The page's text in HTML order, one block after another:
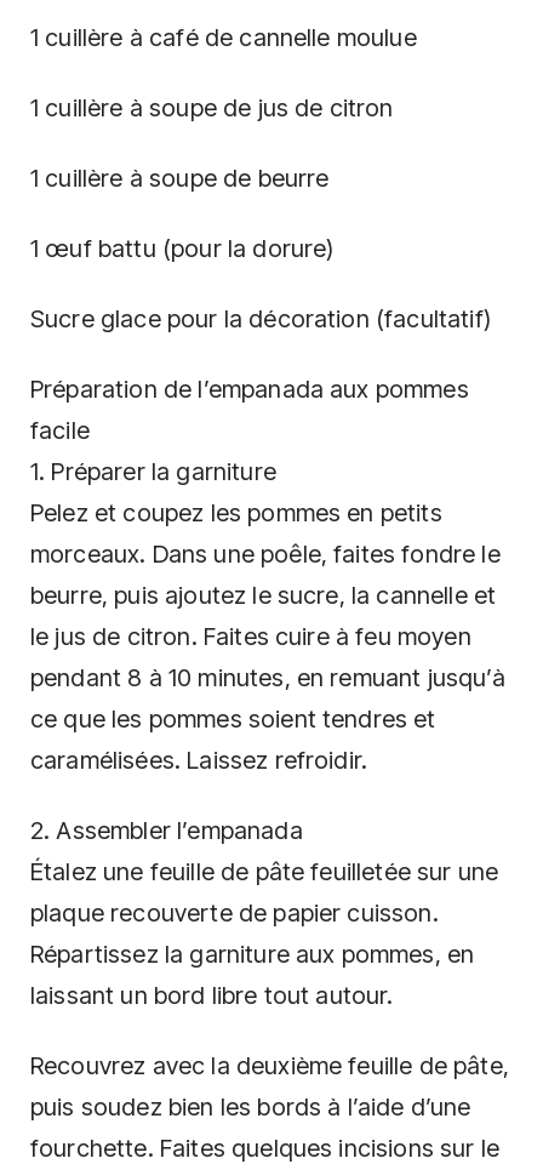
1 cuillère à café de cannelle moulue
1 cuillère à soupe de jus de citron
1 cuillère à soupe de beurre
1 œuf battu (pour la dorure)
Sucre glace pour la décoration (facultatif)
Préparation de l’empanada aux pommes
facile
1. Préparer la garniture
Pelez et coupez les pommes en petits
morceaux. Dans une poêle, faites fondre le
beurre, puis ajoutez le sucre, la cannelle et
le jus de citron. Faites cuire à feu moyen
pendant 8 à 10 minutes, en remuant jusqu’à
ce que les pommes soient tendres et
caramélisées. Laissez refroidir.
2. Assembler l’empanada
Étalez une feuille de pâte feuilletée sur une
plaque recouverte de papier cuisson.
Répartissez la garniture aux pommes, en
laissant un bord libre tout autour.
Recouvrez avec la deuxième feuille de pâte,
puis soudez bien les bords à l’aide d’une
fourchette. Faites quelques incisions sur le